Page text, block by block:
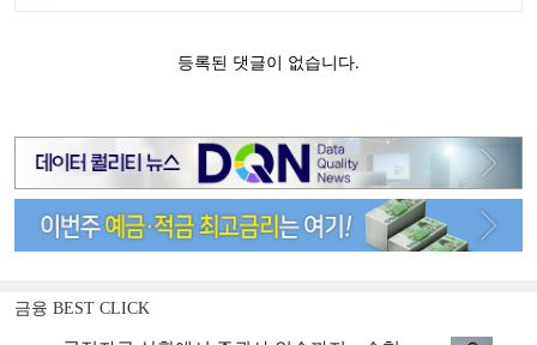
금융 BEST CLICK